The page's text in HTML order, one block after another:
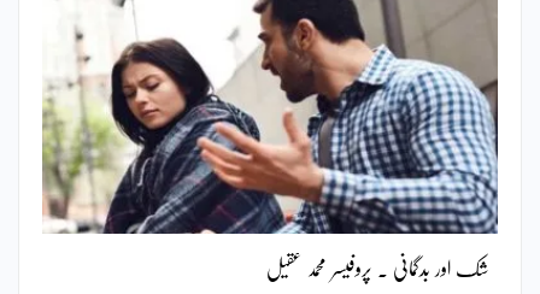
شک اور بدگمانی ۔ پروفیسر محمد عقیل